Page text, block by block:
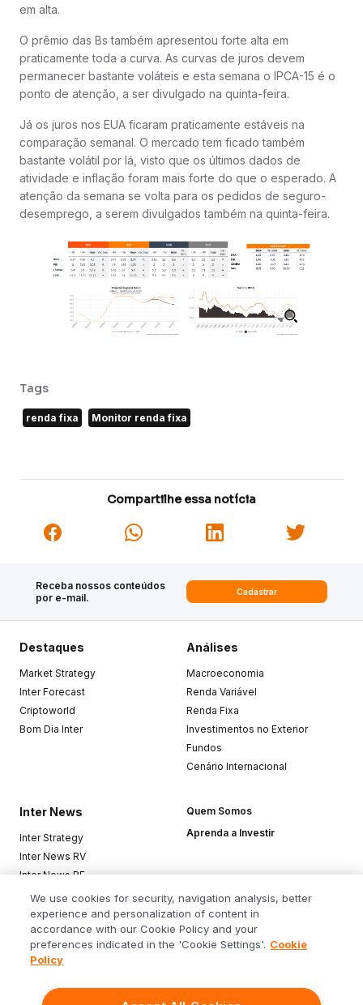
em alta.
O prêmio das Bs também apresentou forte alta em
praticamente toda a curva. As curvas de juros devem
permanecer bastante voláteis e esta semana o IPCA-15 é o
ponto de atenção, a ser divulgado na quinta-feira.
Já os juros nos EUA ficaram praticamente estáveis na
comparação semanal. O mercado tem ficado também
bastante volátil por lá, visto que os últimos dados de
atividade e inflação foram mais forte do que o esperado. A
atenção da semana se volta para os pedidos de seguro-
desemprego, a serem divulgados também na quinta-feira.
Tags
renda fixa Monitor renda fixa
Compartilhe essa notícia
Receba nossos conteúdos
por e-mail.
Cadastrar
Destaques
Market Strategy
Inter Forecast
Criptoworld
Bom Dia Inter
Análises
Macroeconomia
Renda Variável
Renda Fixa
Investimentos no Exterior
Fundos
Cenário Internacional
Inter News
Inter Strategy
Inter News RV
Inter News RF
Top Funds
Quem Somos
Aprenda a Investir
Baixe o app
We use cookies for security, navigation analysis, better
experience and personalization of content in
accordance with our Cookie Policy and your
preferences indicated in the 'Cookie Settings'. Cookie
Policy